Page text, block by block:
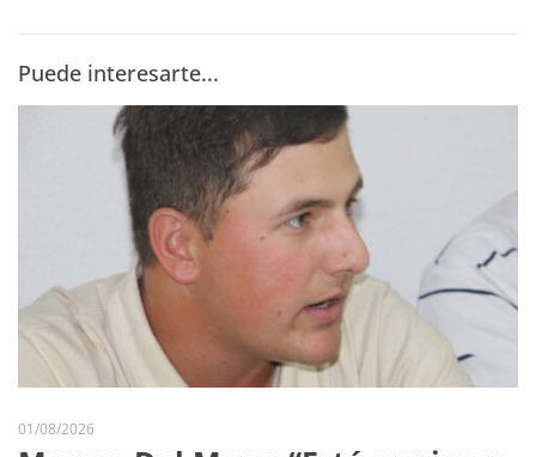
Puede interesarte...
01/08/2026